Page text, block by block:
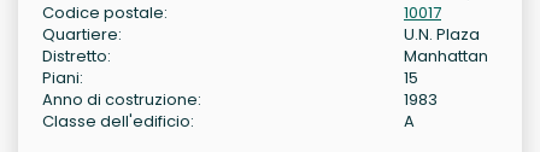
Codice postale:
10017
Quartiere:
U.N. Plaza
Distretto:
Manhattan
Piani:
15
Anno di costruzione:
1983
Classe dell'edificio:
A